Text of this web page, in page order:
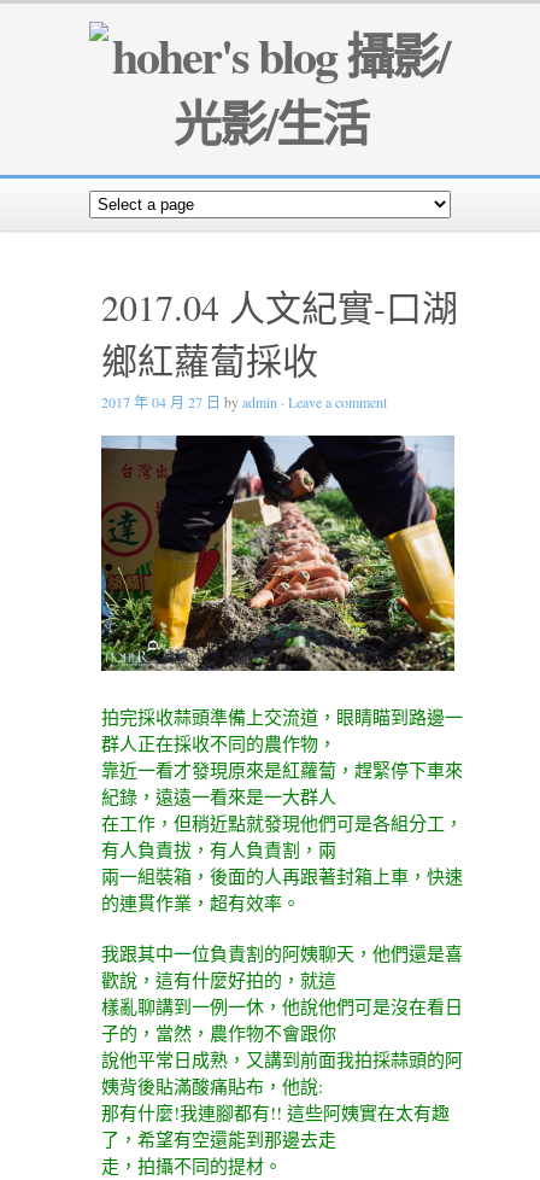
2017.04 人文紀實-口湖
鄉紅蘿蔔採收
2017 年 04 月 27 日 byadmin · Leave a comment
拍完採收蒜頭準備上交流道，眼睛瞄到路邊一
群人正在採收不同的農作物，
靠近一看才發現原來是紅蘿蔔，趕緊停下車來
紀錄，遠遠一看來是一大群人
在工作，但稍近點就發現他們可是各組分工，
有人負責拔，有人負責割，兩
兩一組裝箱，後面的人再跟著封箱上車，快速
的連貫作業，超有效率。
我跟其中一位負責割的阿姨聊天，他們還是喜
歡說，這有什麼好拍的，就這
樣亂聊講到一例一休，他說他們可是沒在看日
子的，當然，農作物不會跟你
說他平常日成熟，又講到前面我拍採蒜頭的阿
姨背後貼滿酸痛貼布，他說:
那有什麼!我連腳都有!! 這些阿姨實在太有趣
了，希望有空還能到那邊去走
走，拍攝不同的提材。